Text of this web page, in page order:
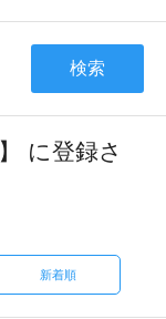
検索
に登録さ
新着順